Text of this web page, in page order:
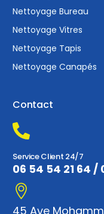
Nettoyage Bureau
Nettoyage Vitres
Nettoyage Tapis
Nettoyage Canapés
Contact
Service Client 24/7
06 54 54 21 64 /
45 Ave